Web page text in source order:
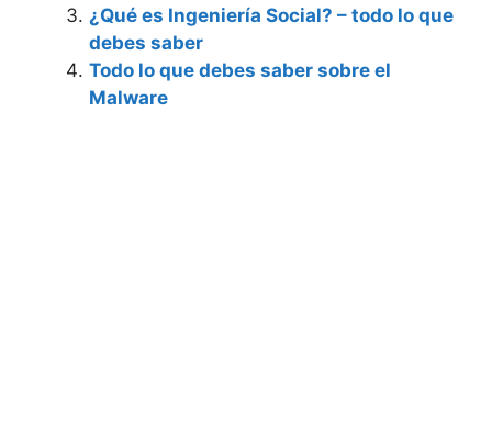
¿Qué es Ingeniería Social? – todo lo que
debes saber
Todo lo que debes saber sobre el
Malware